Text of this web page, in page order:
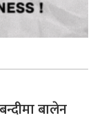
बालेन